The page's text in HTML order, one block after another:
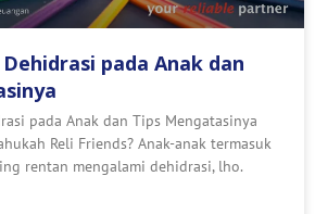
pada Anak dan
pada Anak dan Tips Mengatasinya
Reli Friends? Anak-anak termasuk
rentan mengalami dehidrasi, lho.